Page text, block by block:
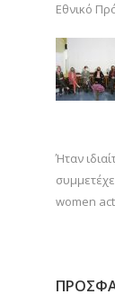
Εθνικό
Ήταν
women